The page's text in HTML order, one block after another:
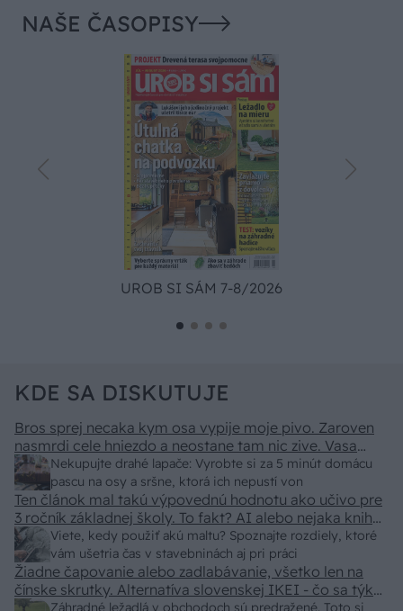
NAŠE ČASOPISY
UROB SI SÁM 7-8/2026
KDE SA DISKUTUJE
Nekupujte drahé lapače: Vyrobte si za 5 minút domácu
pascu na osy a sršne, ktorá ich nepustí von
Bros sprej necaka kym osa vypije moje pivo. Zaroven
nasmrdi cele hniezdo a neostane tam nic zive. Vasa
pasca naucinke moc efektivne. Skor pritiahne slimaky
Viete, kedy použiť akú maltu? Spoznajte rozdiely, ktoré
vám ušetria čas v stavebninách aj pri práci
Ten článok mal takú výpovednú hodnotu ako učivo pre
3 ročník základnej školy. To fakt? AI alebo nejaka kniha
z VŠ? Dnešné rychlotvrdnuce malty - pevnosť 40 Mpa a
doba schnutia tak 15 minut , k tomu vodotesné s
kryštálikou. A rozdiel - schnutie a zretie. Nič?
Záhradné ležadlá v obchodoch sú predražené. Toto si
Žiadne čapovanie alebo zadlabávanie, všetko len na
čínske skrutky. Alternatíva slovenskej IKEI - čo sa týka
pevnosti. Autor si nedal veľa námahy s remeselným